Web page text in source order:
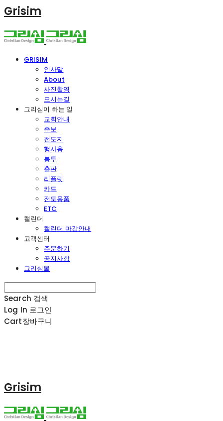
Grisim
GRISIM
인사말
About
사진촬영
오시는길
그리심이 하는 일
교회안내
주보
전도지
행사용
봉투
출판
리플릿
카드
전도용품
ETC
캘린더
캘린더 마감안내
고객센터
주문하기
공지사항
그리심몰
Search 검색
Log In 로그인
Cart장바구니
Grisim